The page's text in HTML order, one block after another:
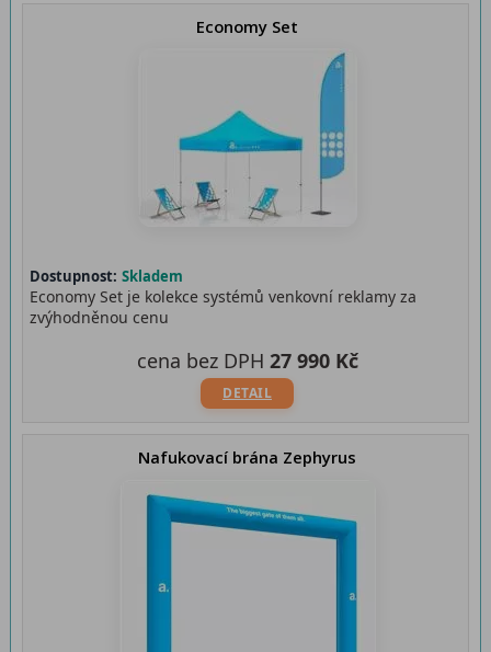
Economy Set
Dostupnost: Skladem
Economy Set je kolekce systémů venkovní reklamy za
zvýhodněnou cenu
DETAIL
cena bez DPH 27 990 Kč
Nafukovací brána Zephyrus